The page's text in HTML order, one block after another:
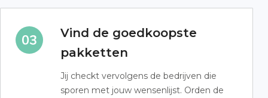
Vind de goedkoopste
pakketten
Jij checkt vervolgens de bedrijven die
sporen met jouw wensenlijst. Orden de